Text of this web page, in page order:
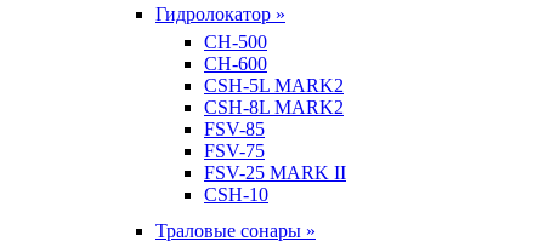
Гидролокатор »
CH-500
CH-600
CSH-5L MARK2
CSH-8L MARK2
FSV-85
FSV-75
FSV-25 MARK II
CSH-10
Траловые сонары »